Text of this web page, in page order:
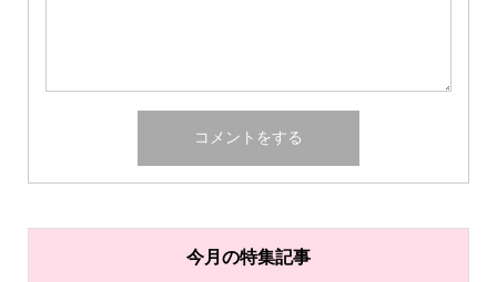
今月の特集記事